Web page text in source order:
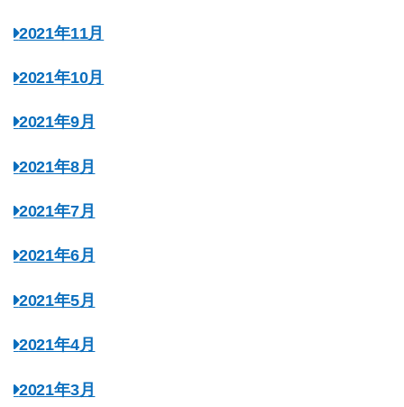
2021年11月
2021年10月
2021年9月
2021年8月
2021年7月
2021年6月
2021年5月
2021年4月
2021年3月